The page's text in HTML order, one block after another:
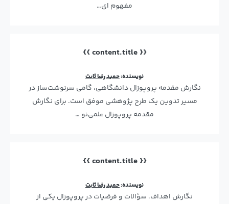
مفهوم ای…
{{ content.title }}
نویسنده:حمید رضا ثابت
نگارش مقدمه پروپوزال دانشگاهی، گامی سرنوشت‌ساز در
مسیر تدوین یک طرح پژوهشی موفق است. برای نگارش
مقدمه پروپوزال علمی‌نو …
{{ content.title }}
نویسنده:حمید رضا ثابت
نگارش اهداف، سؤالات و فرضیات در پروپوزال یکی از